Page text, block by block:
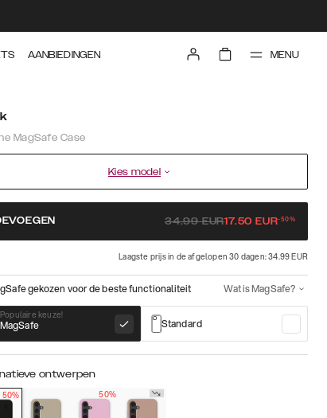
AANBIEDINGEN MENU
MagSafe Case
Kies model
34.99EUR17.50 EUR-50%
Laagste prijs in de afgelopen 30 dagen: 34.99 EUR
gekozen voor de beste functionaliteit Wat is MagSafe?
Populaire keuze!
MagSafe Standard
ontwerpen
50% 50%